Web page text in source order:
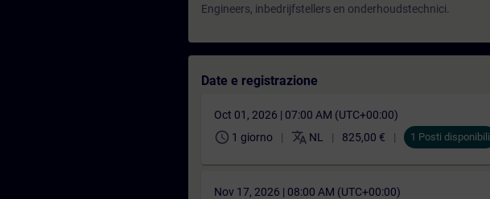
Engineers, inbedrijfstellers en onderhoudstechnici.
Date e registrazione
Oct 01, 2026 | 07:00 AM (UTC+00:00)
schedule 1 giorno translate NL 825,00 € 1 Posti disponibili
Nov 17, 2026 | 08:00 AM (UTC+00:00)